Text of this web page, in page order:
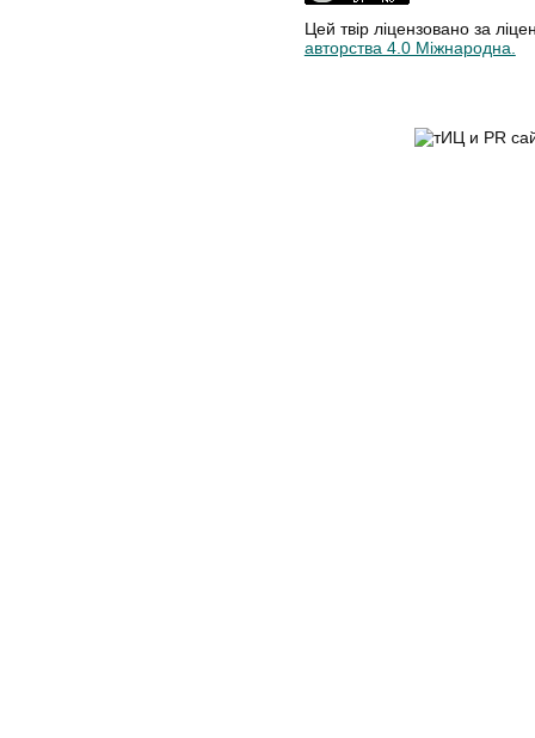
Цей твір ліцензовано за
авторства 4.0 Міжнародна.